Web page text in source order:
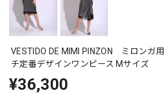
VESTIDO DE MIMI PINZON ミロンガ
チ定番デザインワンピース Mサイズ
¥36,300